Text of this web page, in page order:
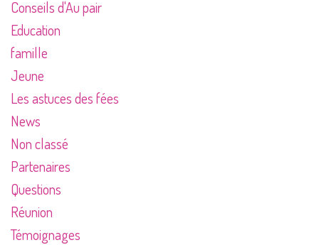
Conseils d'Au pair
Education
famille
Jeune
Les astuces des fées
News
Non classé
Partenaires
Questions
Réunion
Témoignages